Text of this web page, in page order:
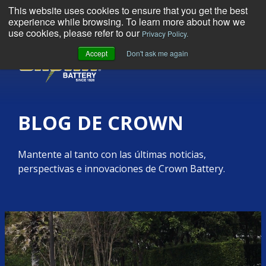
This website uses cookies to ensure that you get the best
experience while browsing. To learn more about how we
use cookies, please refer to our Privacy Policy.
Accept
Don't ask me again
BLOG DE CROWN
Mantente al tanto con las últimas noticias,
perspectivas e innovaciones de Crown Battery.